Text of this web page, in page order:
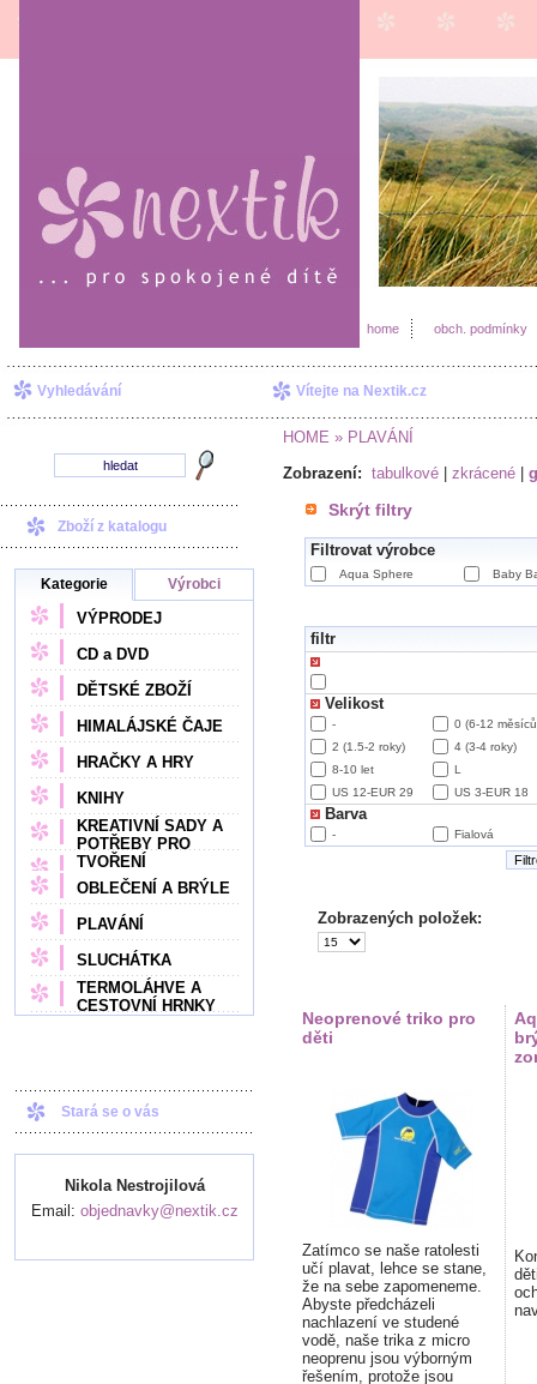
home obch. podmínky
Vyhledávání Vítejte na Nextik.cz
Zboží z katalogu
Kategorie Výrobci
VÝPRODEJ
CD a DVD
DĚTSKÉ ZBOŽÍ
HIMALÁJSKÉ ČAJE
HRAČKY A HRY
KNIHY
KREATIVNÍ SADY A
POTŘEBY PRO
TVOŘENÍ
OBLEČENÍ A BRÝLE
PLAVÁNÍ
SLUCHÁTKA
TERMOLÁHVE A
CESTOVNÍ HRNKY
Stará se o vás
Nikola Nestrojilová
Email: objednavky@nextik.cz
HOME » PLAVÁNÍ
Zobrazení: tabulkové zkrácené
Skrýt filtry
Filtrovat výrobce
Aqua Sphere Baby
filtr
Velikost
-
0 (6-12
2 (1.5-2 roky)
4 (3-4 roky)
8-10 let
L
US 12-EUR 29
US 3-EUR 18
Barva
- Fialová
Zobrazených položek:
Neoprenové triko pro
děti
Zatímco se naše ratolesti
učí plavat, lehce se stane,
že na sebe zapomeneme.
Abyste předcházeli
nachlazení ve studené
vodě, naše trika z micro
neoprenu jsou výborným
řešením, protože jsou